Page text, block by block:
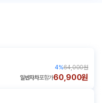
4%64,000원
일반자차포함가60,900원